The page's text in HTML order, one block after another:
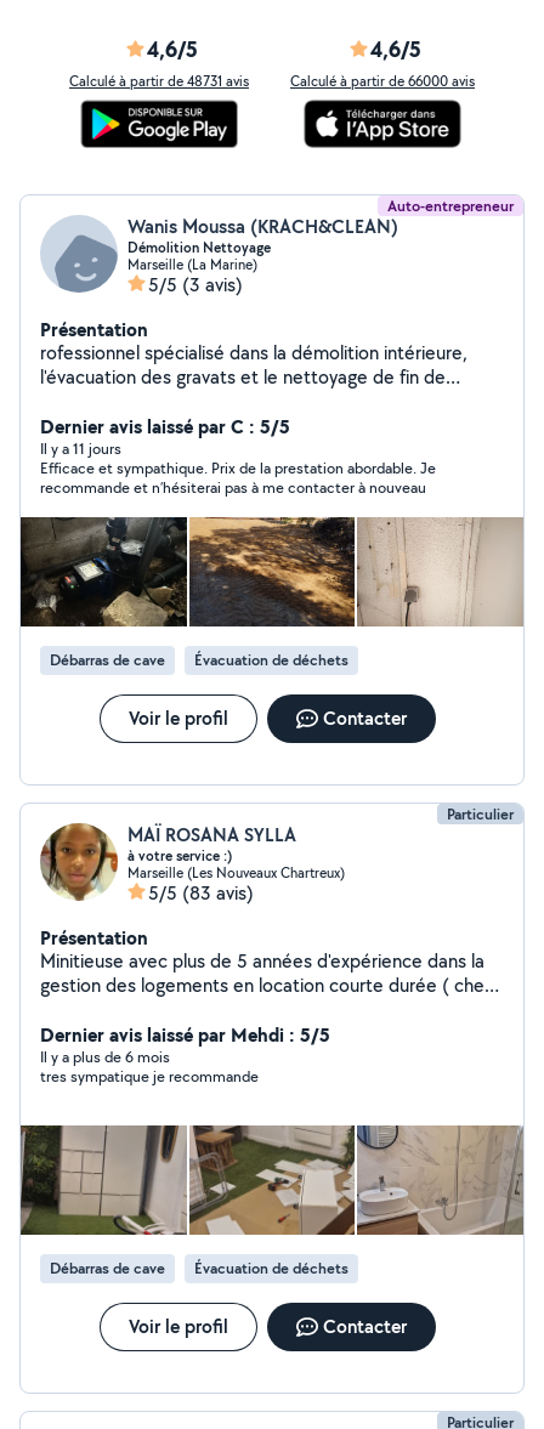
4,6/5
Calculé à partir de 48731 avis
4,6/5
Calculé à partir de 66000 avis
Auto-entrepreneur
Wanis Moussa (KRACH&CLEAN)
Démolition Nettoyage
Marseille (La Marine)
5/5 (3 avis)
Présentation
rofessionnel spécialisé dans la démolition intérieure,
l'évacuation des gravats et le nettoyage de fin de
professionnels pour : Démolition de cloisons non
porteuses Dépose de cuisines et salles de bain Retrait
de carrelage, parquet, faux plafonds et revêtements
Débarras de gravats, matériaux et encombrants
Évacuation des déchets de chantier Nettoyage complet
après travaux Remise en état avant réception, location
ou vente Sérieux, réactif et équipé pour les chantiers de
rénovation, appartements, maisons, locaux
commerciaux et bureaux. Devis gratuit et facture
disponible.
Dernier avis laissé par C : 5/5
Il y a 11 jours
Efficace et sympathique. Prix de la prestation abordable. Je
recommande et n’hésiterai pas à me contacter à nouveau
Débarras de cave Évacuation de déchets
Voir le profil Contacter
Particulier
MAÏ ROSANA SYLLA
à votre service :)
Marseille (Les Nouveaux Chartreux)
5/5 (83 avis)
Présentation
Minitieuse avec plus de 5 années d'expérience dans la
gestion des logements en location courte durée ( check
plaisir que je mettrai mes services à votre disposition. :)
Je suis également disponible pour les ménages
ponctuels , ménages de fin de chantier, ménage de
aspirateur pro karcher, autolaveuse, lave vitre karcher,
nettoyeur haute pression karcher...) Au plaisir de
collaborer avec vous
Dernier avis laissé par Mehdi : 5/5
Il y a plus de 6 mois
tres sympatique je recommande
Débarras de cave Évacuation de déchets
Voir le profil Contacter
Particulier